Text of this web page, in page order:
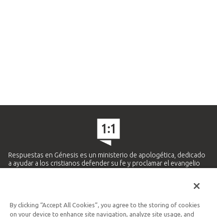
Respuestas en Génesis es un ministerio de apologética, dedicado
a ayudar a los cristianos defender su fe y proclamar el evangelio
Ministerio Hispano y Latinoamericano
By clicking “Accept All Cookies”, you agree to the storing of cookies
on your device to enhance site navigation, analyze site usage, and